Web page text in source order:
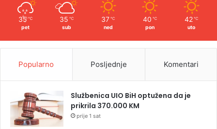
35 ℃
pet
35 ℃
sub
37 ℃
ned
40 ℃
pon
42 ℃
uto
Popularno Posljednje Komentari
Službenica UIO BiH optužena da je
prikrila 370.000 KM
prije 1 sat